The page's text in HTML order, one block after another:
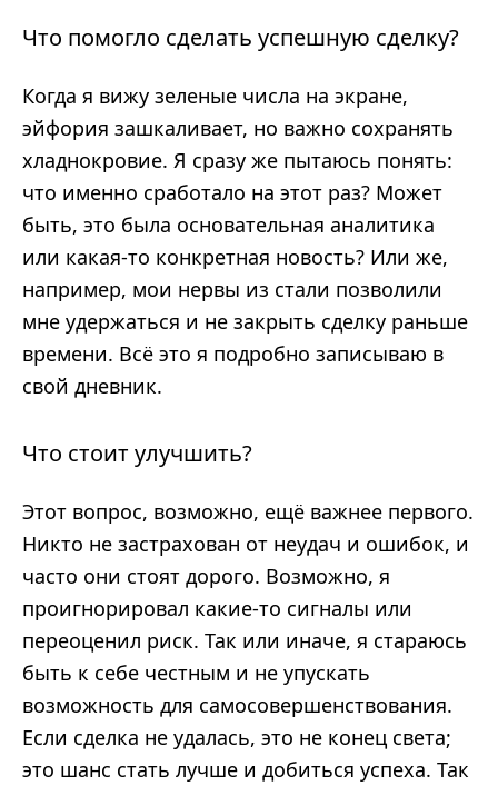
Что помогло сделать успешную сделку?
Когда я вижу зеленые числа на экране,
эйфория зашкаливает, но важно сохранять
хладнокровие. Я сразу же пытаюсь понять:
что именно сработало на этот раз? Может
быть, это была основательная аналитика
или какая-то конкретная новость? Или же,
например, мои нервы из стали позволили
мне удержаться и не закрыть сделку раньше
времени. Всё это я подробно записываю в
свой дневник.
Что стоит улучшить?
Этот вопрос, возможно, ещё важнее первого.
Никто не застрахован от неудач и ошибок, и
часто они стоят дорого. Возможно, я
проигнорировал какие-то сигналы или
переоценил риск. Так или иначе, я стараюсь
быть к себе честным и не упускать
возможность для самосовершенствования.
Если сделка не удалась, это не конец света;
это шанс стать лучше и добиться успеха. Так